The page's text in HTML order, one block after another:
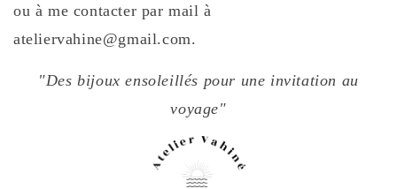
ou à me contacter par mail à
ateliervahine@gmail.com.
"Des bijoux ensoleillés pour une invitation au
voyage"